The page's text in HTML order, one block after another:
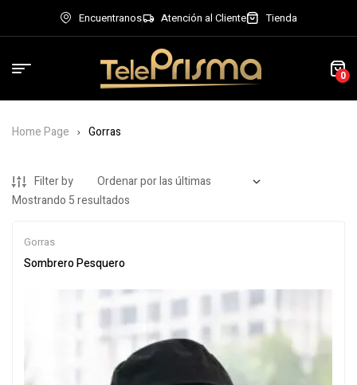
Encuentranos Atención al Cliente Tienda
0
Home Page Gorras
Filter by
Mostrando 5 resultados
Gorras
Sombrero Pesquero